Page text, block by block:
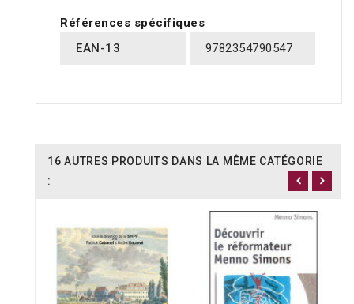
Références spécifiques
EAN-13
9782354790547
16 AUTRES PRODUITS DANS LA MÊME CATÉGORIE
: